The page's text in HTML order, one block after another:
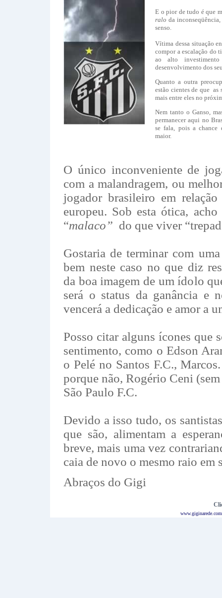
E o pior de tudo é que
ralo da
senso.
Vítima dessa situação
compor a escalação do
ao alto
desenvolvimento dos
Quanto a outra
estão cientes de que as
mais entre eles no
Nem tanto o Ganso,
permanecer aqui no
se fala, pois a chance
maior.
O único inconveniente de
com a malandragem, ou
jogador brasileiro em
europeu. Sob esta ótica,
“malaco” do que viver
Gostaria de terminar com
bem neste caso no que diz
da boa imagem de um ídolo
será o status da ganância e
vencerá a dedicação e amor a
Posso citar alguns ícones que
sentimento, como o Edson
o Pelé no Santos F.C.,
porque não, Rogério Ceni
São Paulo F.C.
Devido a isso tudo, os
que são, alimentam a
breve, mais uma vez
caia de novo o mesmo raio em
Abraços do Gigi